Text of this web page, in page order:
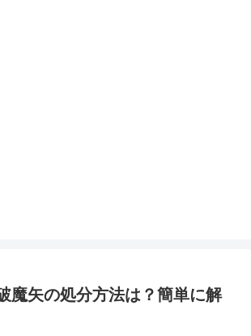
魔矢の処分方法は？簡単に解